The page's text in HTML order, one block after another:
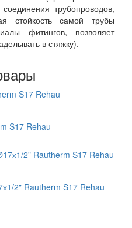
трубопроводов,
стойкость самой трубы
фитингов, позволяет
в стяжку).
S17 Rehau
2" Rautherm S17 Rehau